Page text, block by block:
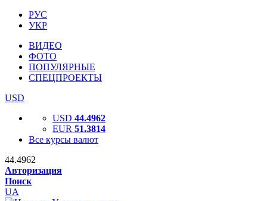
РУС
УКР
ВИДЕО
ФОТО
ПОПУЛЯРНЫЕ
СПЕЦПРОЕКТЫ
USD
USD 44.4962
EUR 51.3814
Все курсы валют
44.4962
Авторизация
Поиск
UA